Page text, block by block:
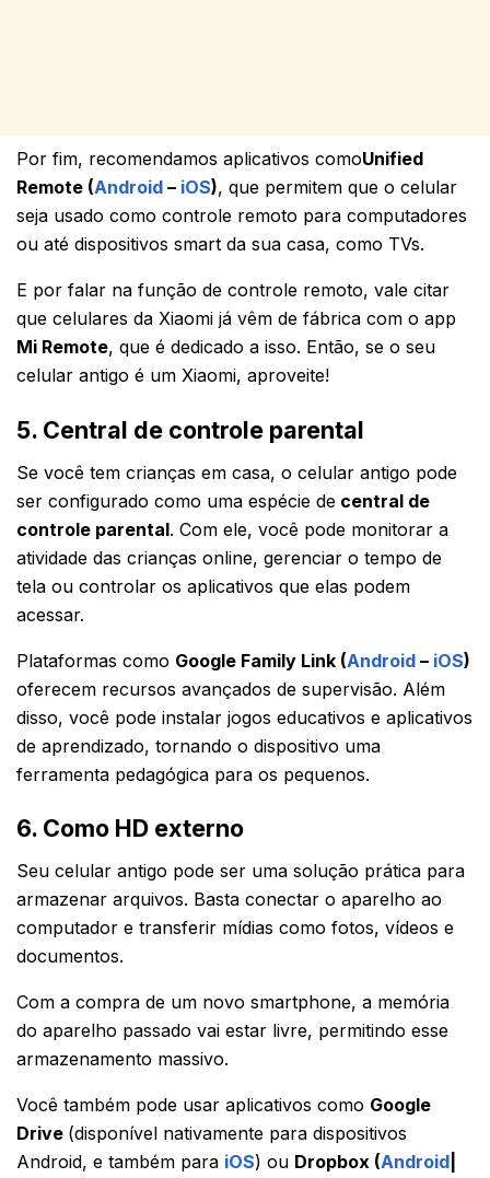
Por fim, recomendamos aplicativos comoUnified
Remote (Android – iOS), que permitem que o celular
seja usado como controle remoto para computadores
ou até dispositivos smart da sua casa, como TVs.
E por falar na função de controle remoto, vale citar
que celulares da Xiaomi já vêm de fábrica com o app
Mi Remote, que é dedicado a isso. Então, se o seu
celular antigo é um Xiaomi, aproveite!
5. Central de controle parental
Se você tem crianças em casa, o celular antigo pode
ser configurado como uma espécie de central de
controle parental. Com ele, você pode monitorar a
atividade das crianças online, gerenciar o tempo de
tela ou controlar os aplicativos que elas podem
acessar.
Plataformas como Google Family Link (Android – iOS)
oferecem recursos avançados de supervisão. Além
disso, você pode instalar jogos educativos e aplicativos
de aprendizado, tornando o dispositivo uma
ferramenta pedagógica para os pequenos.
6. Como HD externo
Seu celular antigo pode ser uma solução prática para
armazenar arquivos. Basta conectar o aparelho ao
computador e transferir mídias como fotos, vídeos e
documentos.
Com a compra de um novo smartphone, a memória
do aparelho passado vai estar livre, permitindo esse
armazenamento massivo.
Você também pode usar aplicativos como Google
Drive (disponível nativamente para dispositivos
Android, e também para iOS) ou Dropbox (Android